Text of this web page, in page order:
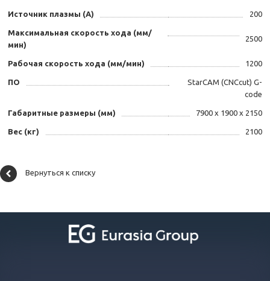
Источник плазмы (А) 200
Максимальная скорость хода (мм/
мин)
2500
Рабочая скорость хода (мм/мин) 1200
ПО
StarCAM (CNCcut) G-
code
Габаритные размеры (мм) 7900 х 1900 х 2150
Вес (кг) 2100
Вернуться к списку